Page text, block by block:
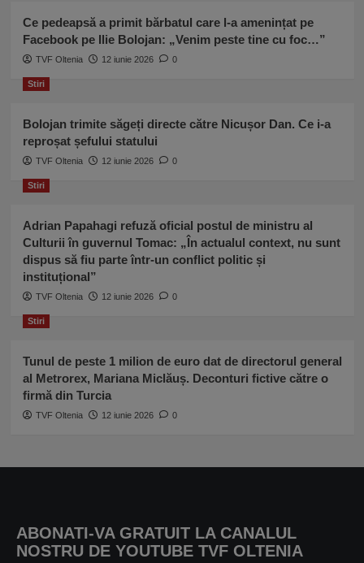
a
vindecat
de
s-
recuperat
niciodată”
Ce pedeapsă a primit bărbatul care l-a amenințat pe
Facebook pe Ilie Bolojan: „Venim peste tine cu foc…”
TVF Oltenia 12 iunie 2026 0
Stiri
Bolojan trimite săgeți directe către Nicușor Dan. Ce i-a
reproșat șefului statului
TVF Oltenia 12 iunie 2026 0
Stiri
Adrian Papahagi refuză oficial postul de ministru al
Culturii în guvernul Tomac: „În actualul context, nu sunt
dispus să fiu parte într-un conflict politic și
instituțional”
TVF Oltenia 12 iunie 2026 0
Stiri
Tunul de peste 1 milion de euro dat de directorul general
al Metrorex, Mariana Miclăuș. Deconturi fictive către o
firmă din Turcia
TVF Oltenia 12 iunie 2026 0
ABONATI-VA GRATUIT LA CANALUL
NOSTRU DE YOUTUBE TVF OLTENIA